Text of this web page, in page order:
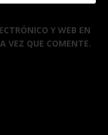
Y WEB EN
VEZ QUE COMENTE.